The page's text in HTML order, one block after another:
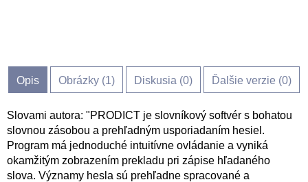
Opis Obrázky (1) Diskusia (0) Ďalšie verzie (0)
Slovami autora: "PRODICT je slovníkový softvér s bohatou
slovnou zásobou a prehľadným usporiadaním hesiel.
Program má jednoduché intuitívne ovládanie a vyniká
okamžitým zobrazením prekladu pri zápise hľadaného
slova. Významy hesla sú prehľadne spracované a